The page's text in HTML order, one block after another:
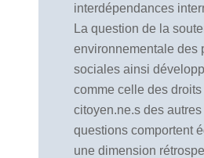
interdépendances
La question de la
environnementale des
sociales ainsi
comme celle des
citoyen.ne.s des
questions comportent
une dimension